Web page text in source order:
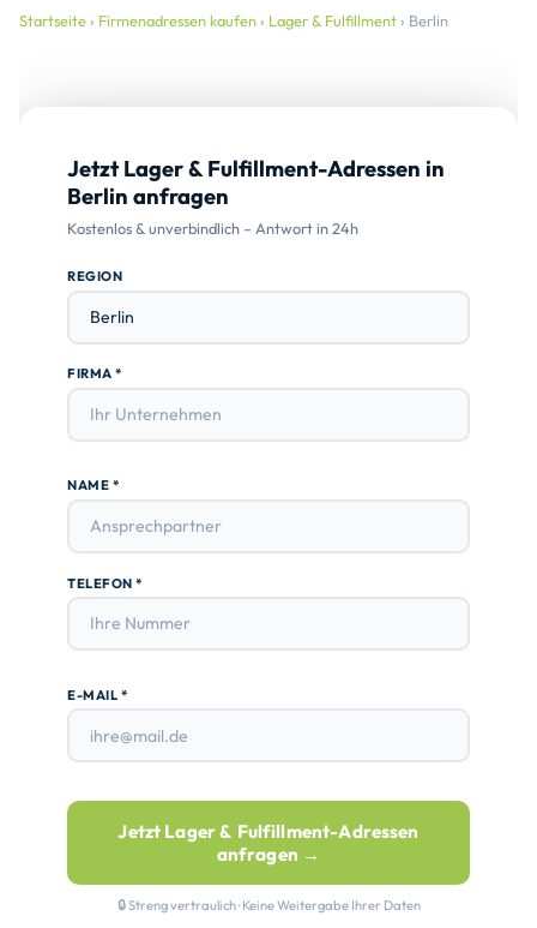
Startseite › Firmenadressen kaufen › Lager & Fulfillment › Berlin
Jetzt Lager & Fulfillment-Adressen in
Berlin anfragen
Kostenlos & unverbindlich – Antwort in 24h
REGION
FIRMA *
NAME *
TELEFON *
E-MAIL *
Jetzt Lager & Fulfillment-Adressen
anfragen →
🔒 Streng vertraulich · Keine Weitergabe Ihrer Daten